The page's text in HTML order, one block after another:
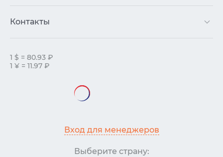
Контакты
1 $ = 80.93 ₽
1 ¥ = 11.97 ₽
Вход для менеджеров
Выберите страну: